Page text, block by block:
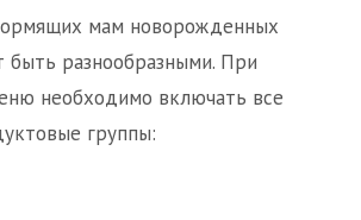
мам новорожденных
быть разнообразными. При
необходимо включать все
группы: